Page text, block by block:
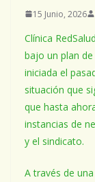
15 Junio, 2026
Clínica
bajo un plan
iniciada el
situación que
que hasta
instancias de
y el sindicato.
A través de